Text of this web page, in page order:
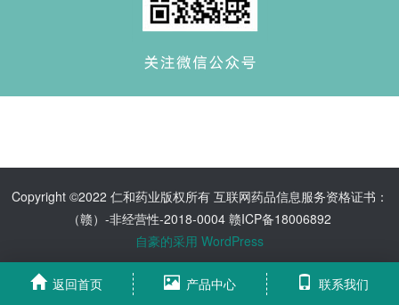
Copyright ©2022 仁和药业版权所有 互联网药品信息服务资格证书：
（赣）-非经营性-2018-0004 赣ICP备18006892
自豪的采用 WordPress
返回首页 产品中心 联系我们